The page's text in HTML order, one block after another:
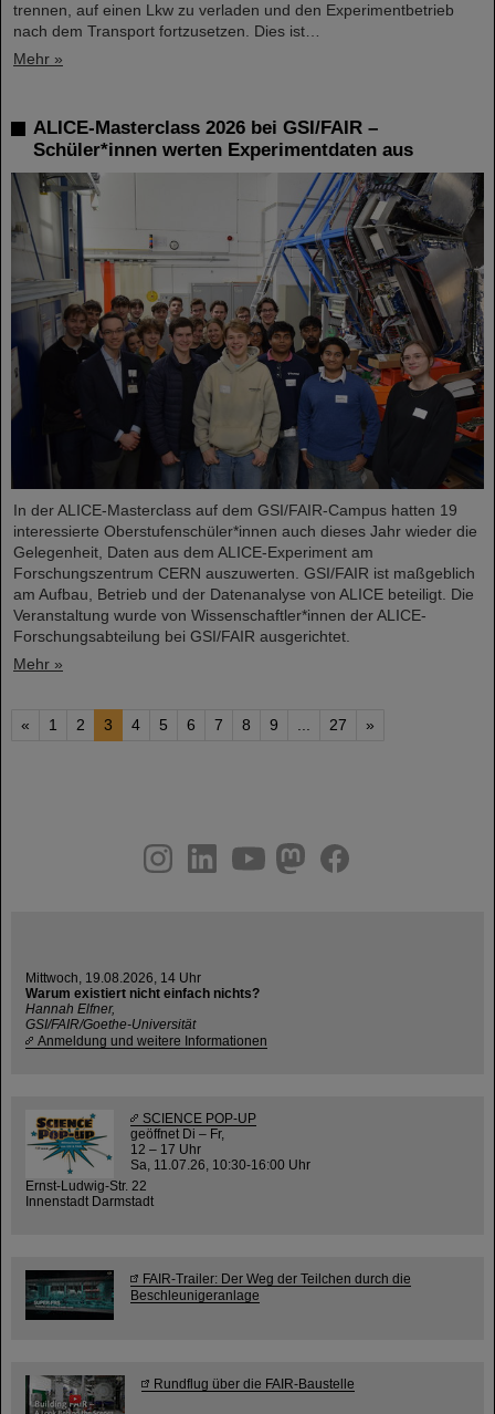
trennen, auf einen Lkw zu verladen und den Experimentbetrieb
nach dem Transport fortzusetzen. Dies ist…
Mehr »
ALICE-Masterclass 2026 bei GSI/FAIR –
Schüler*innen werten Experimentdaten aus
In der ALICE-Masterclass auf dem GSI/FAIR-Campus hatten 19
interessierte Oberstufenschüler*innen auch dieses Jahr wieder die
Gelegenheit, Daten aus dem ALICE-Experiment am
Forschungszentrum CERN auszuwerten. GSI/FAIR ist maßgeblich
am Aufbau, Betrieb und der Datenanalyse von ALICE beteiligt. Die
Veranstaltung wurde von Wissenschaftler*innen der ALICE-
Forschungsabteilung bei GSI/FAIR ausgerichtet.
Mehr »
« 1 2 3 4 5 6 7 8 9 27 »
youtube
helmholtz.social
facebook
Mittwoch, 19.08.2026, 14 Uhr
Warum existiert nicht einfach nichts?
Hannah Elfner,
GSI/FAIR/Goethe-Universität
Anmeldung und weitere Informationen
SCIENCE POP-UP
geöffnet Di – Fr,
12 – 17 Uhr
Sa, 11.07.26, 10:30-16:00 Uhr
Ernst-Ludwig-Str. 22
Innenstadt Darmstadt
FAIR-Trailer: Der Weg der Teilchen durch die
Beschleunigeranlage
Rundflug über die FAIR-Baustelle